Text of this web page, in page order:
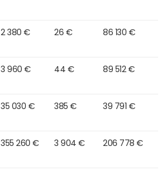
2 380 € 26 € 86 130 €
3 960 € 44 € 89 512 €
35 030 € 385 € 39 791 €
355 260 € 3 904 € 206 778 €